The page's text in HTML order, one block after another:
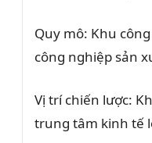
Quy mô: Khu
công nghiệp sản
Vị trí chiến lược:
trung tâm kinh tế